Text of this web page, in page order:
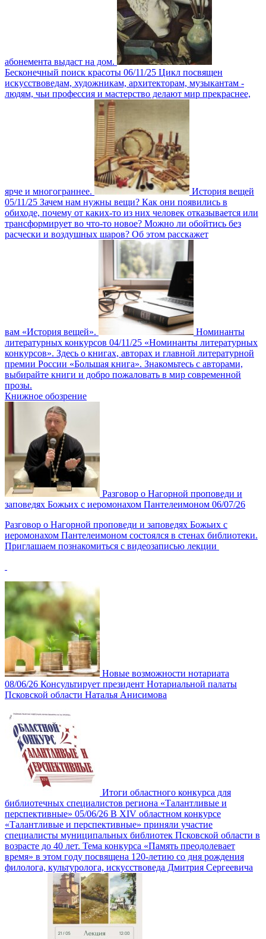
абонемента выдаст на дом.
Бесконечный поиск красоты 06/11/25 Цикл посвящен
искусcтвоведам, художникам, архитекторам, музыкантам -
людям, чьи профессия и мастерство делают мир прекраснее,
ярче и многограннее.
История вещей
05/11/25 Зачем нам нужны вещи? Как они появились в
обиходе, почему от каких-то из них человек отказывается или
трансформирует во что-то новое? Можно ли обойтись без
расчески и воздушных шаров? Об этом расскажет
вам «История вещей».
Номинанты
литературных конкурсов 04/11/25 «Номинанты литературных
конкурсов». Здесь о книгах, авторах и главной литературной
премии России «Большая книга». Знакомьтесь с авторами,
выбирайте книги и добро пожаловать в мир современной
прозы.
Книжное обозрение
Разговор о Нагорной проповеди и
заповедях Божьих с иеромонахом Пантелеимоном 06/07/26
Разговор о Нагорной проповеди и заповедях Божьих с
иеромонахом Пантелеимоном состоялся в стенах библиотеки.
Приглашаем познакомиться с видеозаписью лекции
Новые возможности нотариата
08/06/26 Консультирует президент Нотариальной палаты
Псковской области Наталья Анисимова
Итоги областного конкурса для
библиотечных специалистов региона «Талантливые и
перспективные» 05/06/26 В XIV областном конкурсе
«Талантливые и перспективные» приняли участие
специалисты муниципальных библиотек Псковской области в
возрасте до 40 лет. Тема конкурса «Память преодолевает
время» в этом году посвящена 120-летию со дня рождения
филолога, культуролога, искусствоведа Дмитрия Сергеевича